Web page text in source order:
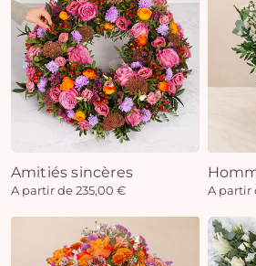
Amitiés sincères
A partir de 235,00 € A partir